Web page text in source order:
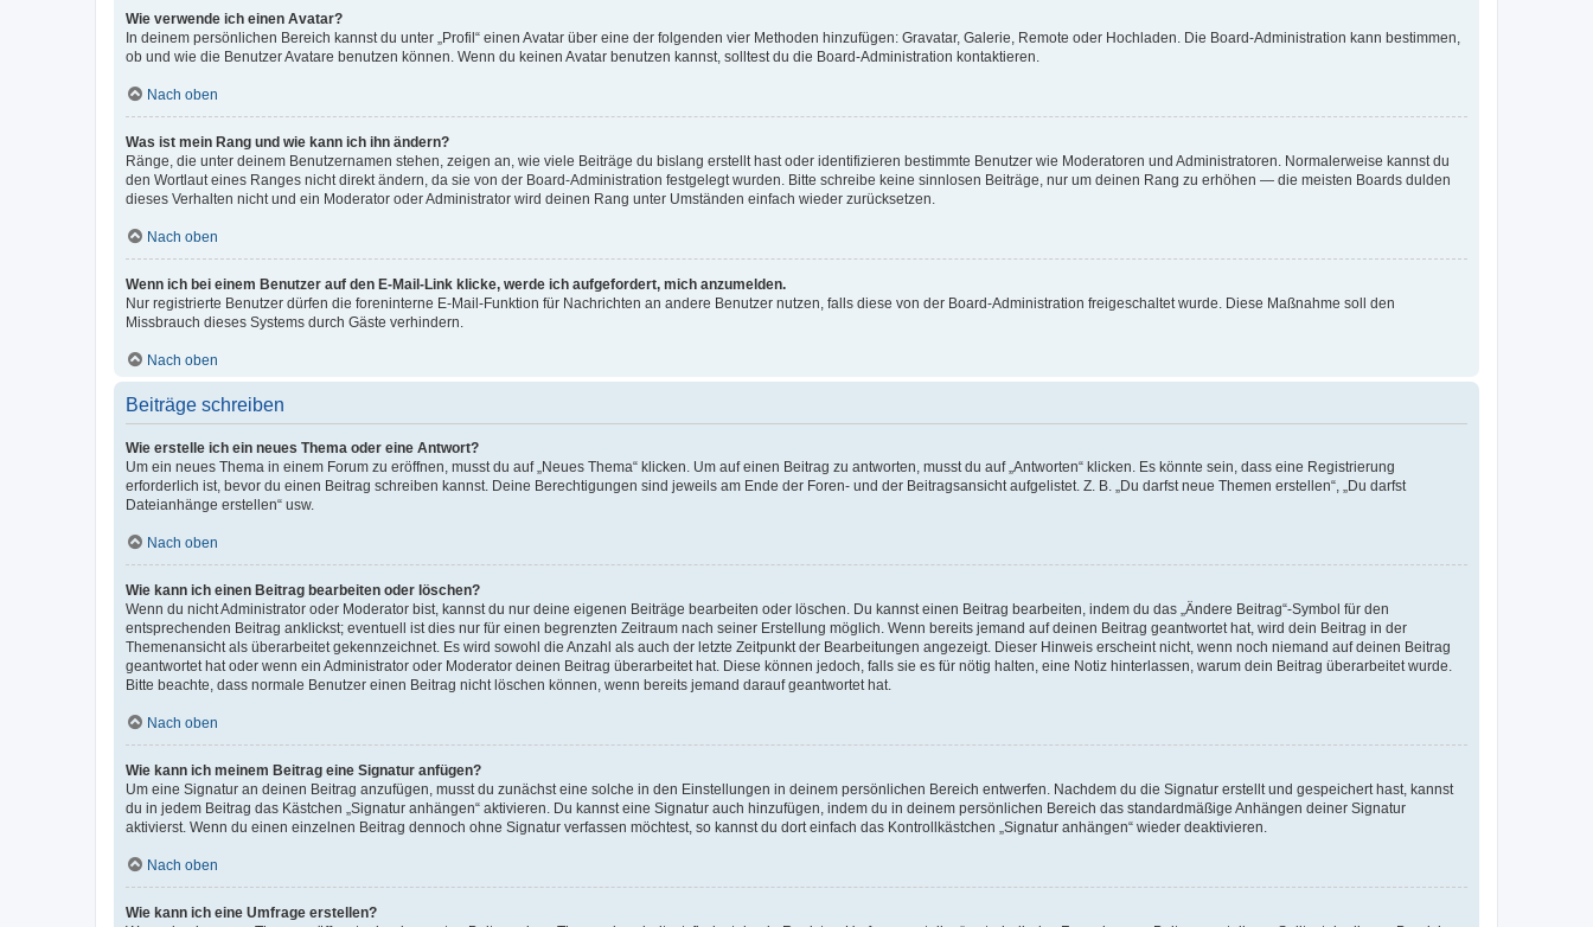
Wie verwende ich einen Avatar?
In deinem persönlichen Bereich kannst du unter „Profil“ einen Avatar über eine der folgenden vier Methoden hinzufügen: Gravatar, Galerie, Remote oder Hochladen. Die Board-Administration kann bestimmen,
ob und wie die Benutzer Avatare benutzen können. Wenn du keinen Avatar benutzen kannst, solltest du die Board-Administration kontaktieren.
Nach oben
Was ist mein Rang und wie kann ich ihn ändern?
Ränge, die unter deinem Benutzernamen stehen, zeigen an, wie viele Beiträge du bislang erstellt hast oder identifizieren bestimmte Benutzer wie Moderatoren und Administratoren. Normalerweise kannst du
den Wortlaut eines Ranges nicht direkt ändern, da sie von der Board-Administration festgelegt wurden. Bitte schreibe keine sinnlosen Beiträge, nur um deinen Rang zu erhöhen — die meisten Boards dulden
dieses Verhalten nicht und ein Moderator oder Administrator wird deinen Rang unter Umständen einfach wieder zurücksetzen.
Nach oben
Wenn ich bei einem Benutzer auf den E-Mail-Link klicke, werde ich aufgefordert, mich anzumelden.
Nur registrierte Benutzer dürfen die foreninterne E-Mail-Funktion für Nachrichten an andere Benutzer nutzen, falls diese von der Board-Administration freigeschaltet wurde. Diese Maßnahme soll den
Missbrauch dieses Systems durch Gäste verhindern.
Nach oben
Beiträge schreiben
Wie erstelle ich ein neues Thema oder eine Antwort?
Um ein neues Thema in einem Forum zu eröffnen, musst du auf „Neues Thema“ klicken. Um auf einen Beitrag zu antworten, musst du auf „Antworten“ klicken. Es könnte sein, dass eine Registrierung
erforderlich ist, bevor du einen Beitrag schreiben kannst. Deine Berechtigungen sind jeweils am Ende der Foren- und der Beitragsansicht aufgelistet. Z. B. „Du darfst neue Themen erstellen“, „Du darfst
Dateianhänge erstellen“ usw.
Nach oben
Wie kann ich einen Beitrag bearbeiten oder löschen?
Wenn du nicht Administrator oder Moderator bist, kannst du nur deine eigenen Beiträge bearbeiten oder löschen. Du kannst einen Beitrag bearbeiten, indem du das „Ändere Beitrag“-Symbol für den
entsprechenden Beitrag anklickst; eventuell ist dies nur für einen begrenzten Zeitraum nach seiner Erstellung möglich. Wenn bereits jemand auf deinen Beitrag geantwortet hat, wird dein Beitrag in der
Themenansicht als überarbeitet gekennzeichnet. Es wird sowohl die Anzahl als auch der letzte Zeitpunkt der Bearbeitungen angezeigt. Dieser Hinweis erscheint nicht, wenn noch niemand auf deinen Beitrag
geantwortet hat oder wenn ein Administrator oder Moderator deinen Beitrag überarbeitet hat. Diese können jedoch, falls sie es für nötig halten, eine Notiz hinterlassen, warum dein Beitrag überarbeitet wurde.
Bitte beachte, dass normale Benutzer einen Beitrag nicht löschen können, wenn bereits jemand darauf geantwortet hat.
Nach oben
Wie kann ich meinem Beitrag eine Signatur anfügen?
Um eine Signatur an deinen Beitrag anzufügen, musst du zunächst eine solche in den Einstellungen in deinem persönlichen Bereich entwerfen. Nachdem du die Signatur erstellt und gespeichert hast, kannst
du in jedem Beitrag das Kästchen „Signatur anhängen“ aktivieren. Du kannst eine Signatur auch hinzufügen, indem du in deinem persönlichen Bereich das standardmäßige Anhängen deiner Signatur
aktivierst. Wenn du einen einzelnen Beitrag dennoch ohne Signatur verfassen möchtest, so kannst du dort einfach das Kontrollkästchen „Signatur anhängen“ wieder deaktivieren.
Nach oben
Wie kann ich eine Umfrage erstellen?